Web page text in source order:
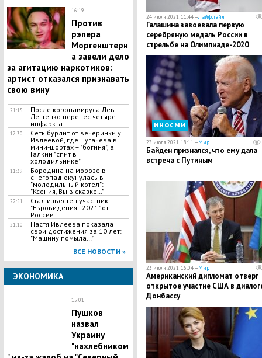
16:19
Против
рэпера
Моргенштерн
а завели дело
за агитацию наркотиков:
артист отказался признавать
свою вину
21:15
После коронавируса Лев
Лещенко перенес четыре
инфаркта
17:30
Сеть бурлит от вечеринки у
Ивлеевой, где Пугачева в
мини-шортах – "богиня", а
Галкин "спит в
холодильнике"
11:39
Бородина на морозе в
снегопад окунулась в
"молодильный котел":
"Ксения, Вы в сказке…"
22:51
Стал известен участник
"Евровидения - 2021" от
России
21:10
Настя Ивлеева показала
свои достижения за 10 лет:
"Машину помыла…"
ВСЕ НОВОСТИ »
ЭКОНОМИКА
15:01
Пушков
назвал
Украину
"нахлебником
24 июля 2021, 11:44 —Лайфстайл
Галашина завоевала первую
серебряную медаль России в
стрельбе на Олимпиаде-2020
иносми
23 июля 2021, 18:11 —Мир
Байден признался, что ему дала
встреча с Путиным
23 июля 2021, 16:04 —Мир
Американский дипломат отверг
открытое участие США в
Донбассу